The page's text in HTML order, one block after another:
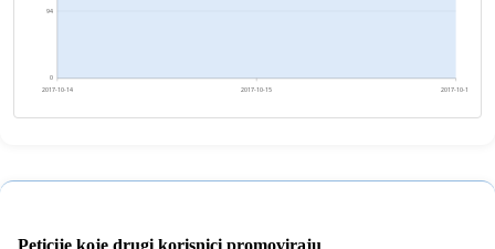
0
94
2017-10-14 2017-10-15 2017-10-16
Peticije koje drugi korisnici promoviraju